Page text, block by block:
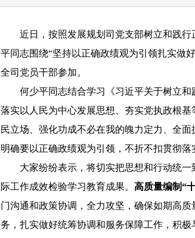
近日，按照发展规划司党支部树立和践行
平同志围绕“坚持以正确政绩观为引领扎实做
全司党员干部参加。
何少平同志结合学习《习近平关于树立
落实以人民为中心发展思想、夯实党执政根
民立场、强化功成不必在我的魄力定力、全
明确要以正确政绩观为引领，不折不扣贯彻落
大家纷纷表示，将切实把思想和行动统
际工作成效检验学习教育成果。 高质量编制“
门沟通和政策协调，全力攻坚， 确保如期高质
务，扎实做好统筹协调和服务保障工作， 积极